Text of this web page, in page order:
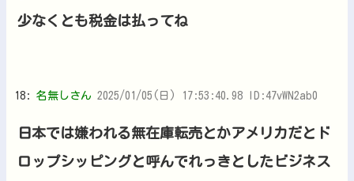
少なくとも税金は払ってね
18: 名無しさん 2025/01/05(日) 17:53:40.98 ID:47vWN2ab0
日本では嫌われる無在庫転売とかアメリカだとド
ロップシッピングと呼んでれっきとしたビジネス